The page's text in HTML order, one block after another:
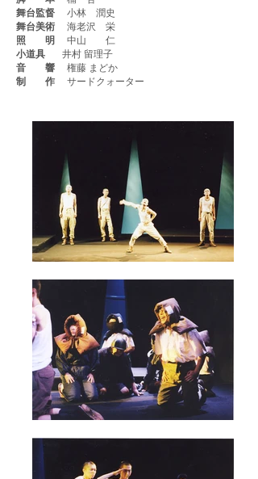
舞台監督 小林 潤史
舞台美術 海老沢 栄
照 明 中山 仁
小道具 井村 留理子
音 響 権藤 まどか
制 作 サードクォーター